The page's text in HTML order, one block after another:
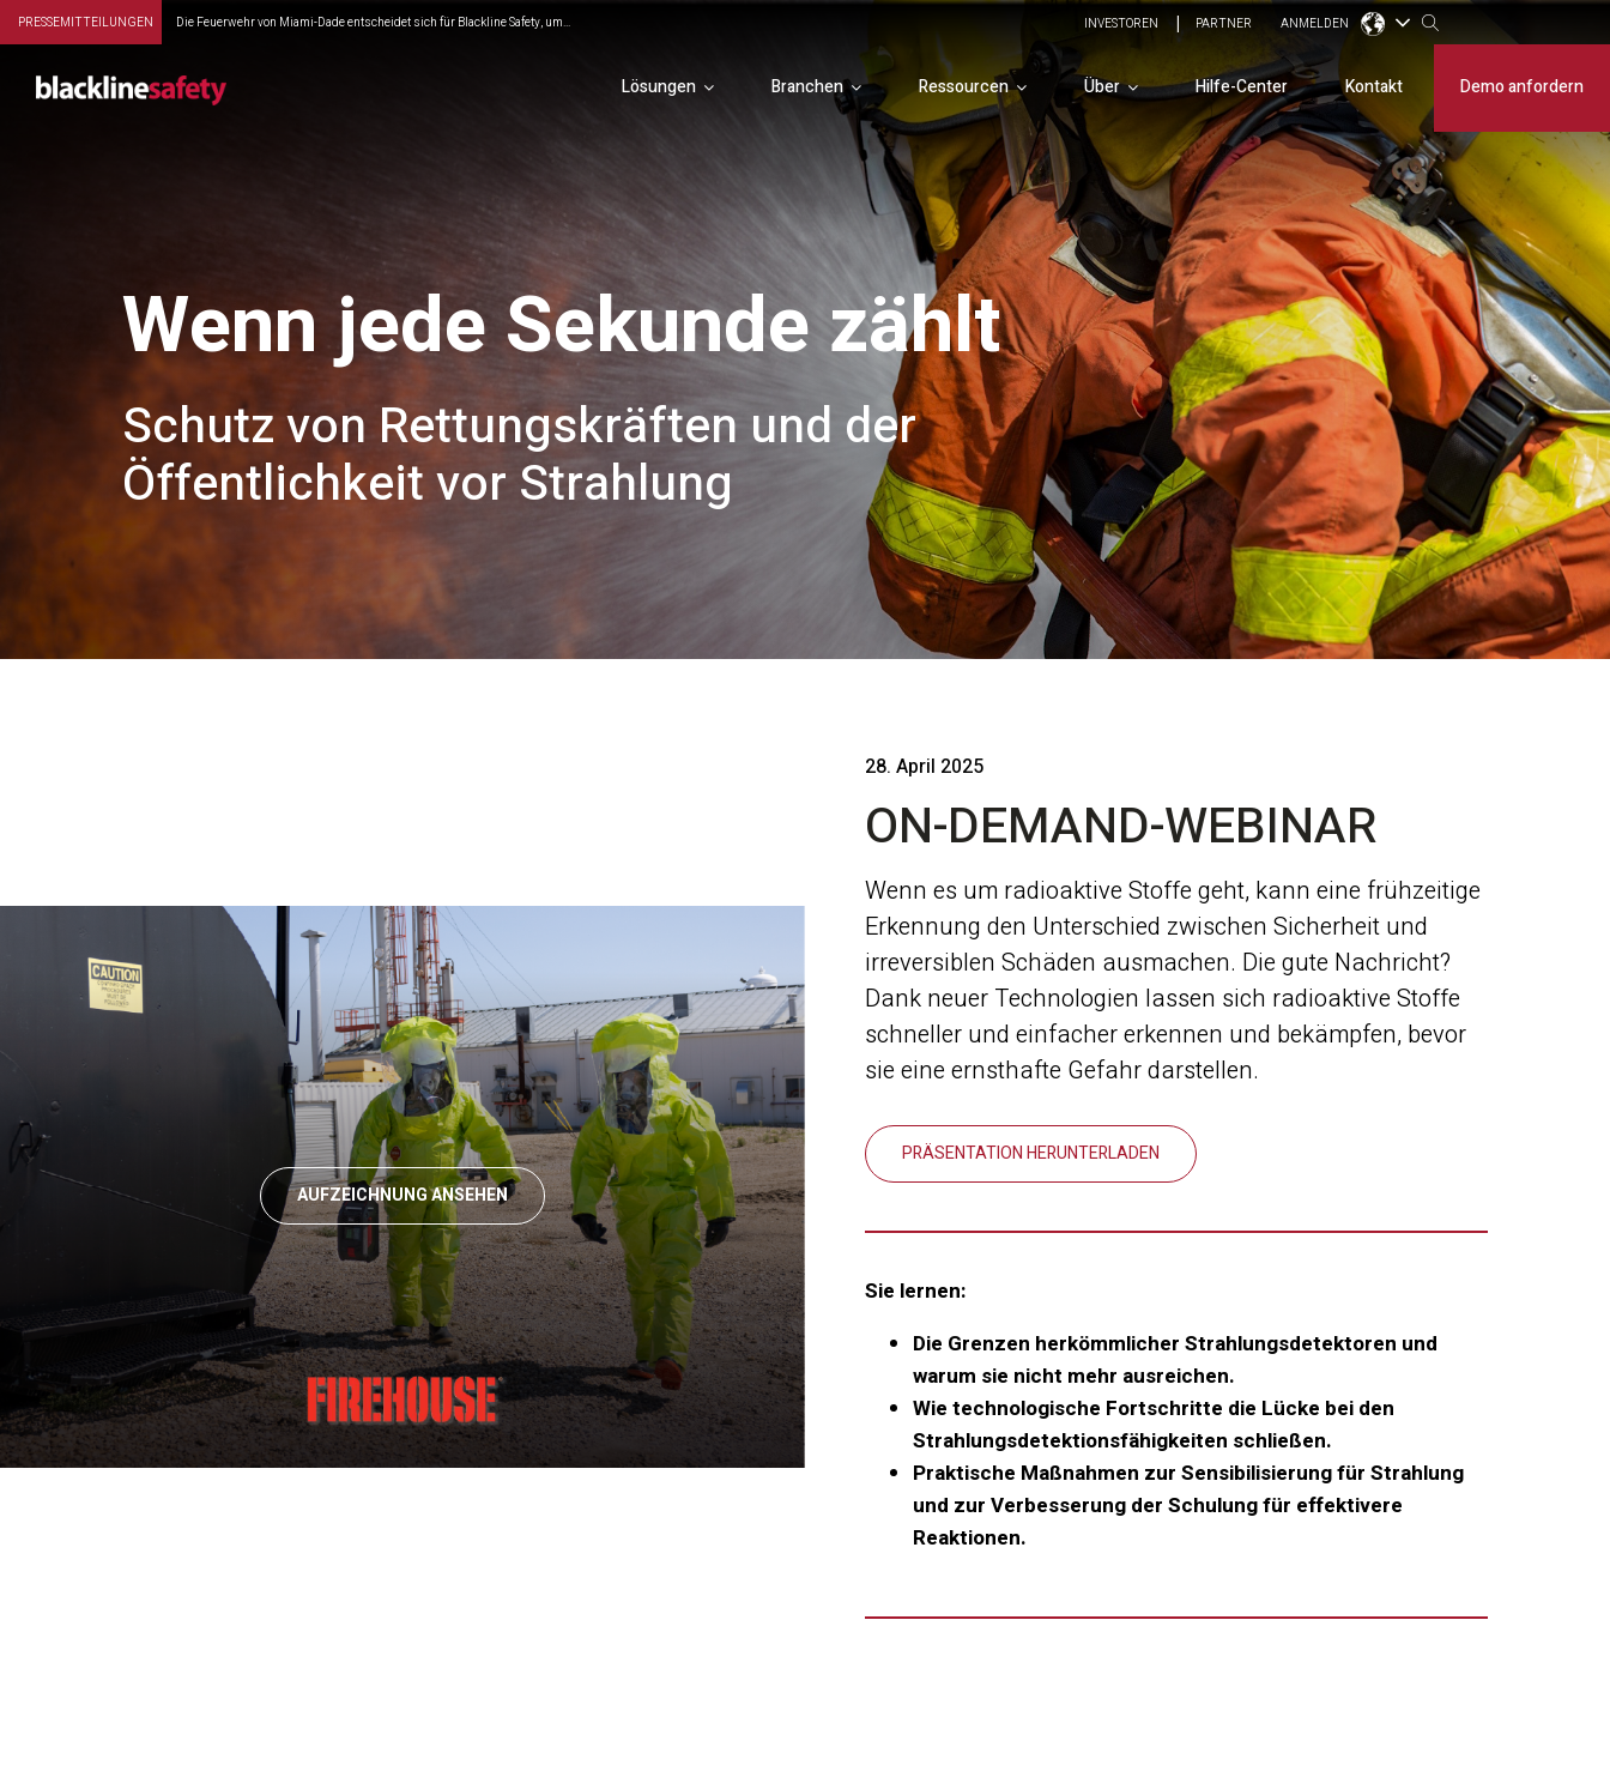
PRESSEMITTEILUNGEN Die Feuerwehr von Miami-Dade entscheidet sich für Blackline Safety, um... INVESTOREN PARTNER ANMELDEN
Lösungen Branchen Ressourcen Über Hilfe-Center Kontakt Demo anfordern
Wenn jede Sekunde zählt
Schutz von Rettungskräften und der
Öffentlichkeit vor Strahlung
AUFZEICHNUNG ANSEHEN
28. April 2025
ON-DEMAND-WEBINAR
Wenn es um radioaktive Stoffe geht, kann eine frühzeitige
Erkennung den Unterschied zwischen Sicherheit und
irreversiblen Schäden ausmachen. Die gute Nachricht?
Dank neuer Technologien lassen sich radioaktive Stoffe
schneller und einfacher erkennen und bekämpfen, bevor
sie eine ernsthafte Gefahr darstellen.
PRÄSENTATION HERUNTERLADEN
Sie lernen:
Die Grenzen herkömmlicher Strahlungsdetektoren und
warum sie nicht mehr ausreichen.
Wie technologische Fortschritte die Lücke bei den
Strahlungsdetektionsfähigkeiten schließen.
Praktische Maßnahmen zur Sensibilisierung für Strahlung
und zur Verbesserung der Schulung für effektivere
Reaktionen.